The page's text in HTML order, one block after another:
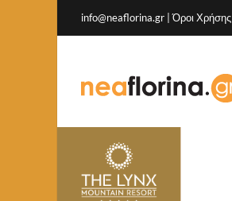
info@neaflorina.gr |Όροι Χρήσης